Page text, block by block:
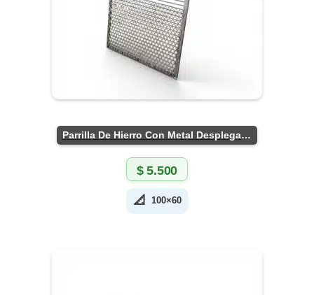
Parrilla De Hierro Con Metal Desplegado
$5.500
📐 100×60